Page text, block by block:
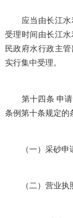
应当由长江水利
受理时间由长江
民政府水行政主
实行集中受理。
第十四条 申请
条例第十条规定的
（一）采砂申
（二）营业执照